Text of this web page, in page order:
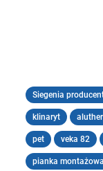
Siegenia
klinaryt
pet veka 82
pianka montażowa